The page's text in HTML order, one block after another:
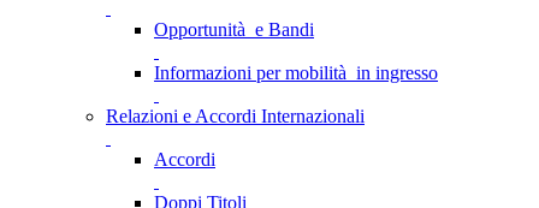
Opportunità e Bandi
Informazioni per mobilità in ingresso
Relazioni e Accordi Internazionali
Accordi
Doppi Titoli